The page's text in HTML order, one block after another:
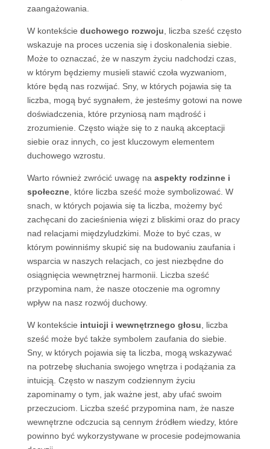
zaangażowania.
W kontekście duchowego rozwoju , liczba sześć często
wskazuje na proces uczenia się i doskonalenia siebie.
Może to oznaczać, że w naszym życiu nadchodzi czas,
w którym będziemy musieli stawić czoła wyzwaniom,
które będą nas rozwijać. Sny, w których pojawia się ta
liczba, mogą być sygnałem, że jesteśmy gotowi na nowe
doświadczenia, które przyniosą nam mądrość i
zrozumienie. Często wiąże się to z nauką akceptacji
siebie oraz innych, co jest kluczowym elementem
duchowego wzrostu.
Warto również zwrócić uwagę na aspekty rodzinne i
społeczne, które liczba sześć może symbolizować. W
snach, w których pojawia się ta liczba, możemy być
zachęcani do zacieśnienia więzi z bliskimi oraz do pracy
nad relacjami międzyludzkimi. Może to być czas, w
którym powinniśmy skupić się na budowaniu zaufania i
wsparcia w naszych relacjach, co jest niezbędne do
osiągnięcia wewnętrznej harmonii. Liczba sześć
przypomina nam, że nasze otoczenie ma ogromny
wpływ na nasz rozwój duchowy.
W kontekście intuicji i wewnętrznego głosu , liczba
sześć może być także symbolem zaufania do siebie.
Sny, w których pojawia się ta liczba, mogą wskazywać
na potrzebę słuchania swojego wnętrza i podążania za
intuicją. Często w naszym codziennym życiu
zapominamy o tym, jak ważne jest, aby ufać swoim
przeczuciom. Liczba sześć przypomina nam, że nasze
wewnętrzne odczucia są cennym źródłem wiedzy, które
powinno być wykorzystywane w procesie podejmowania